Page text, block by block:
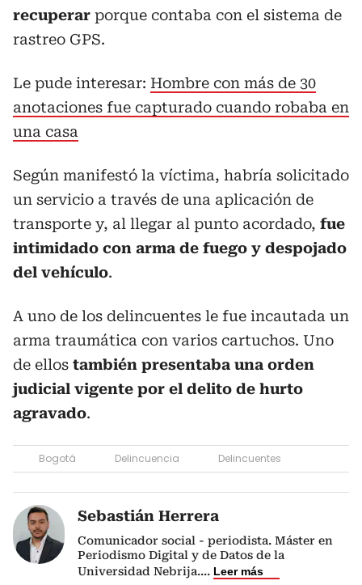
recuperar porque contaba con el sistema de
rastreo GPS.
Le pude interesar: Hombre con más de 30
anotaciones fue capturado cuando robaba en
una casa
Según manifestó la víctima, habría solicitado
un servicio a través de una aplicación de
transporte y, al llegar al punto acordado, fue
intimidado con arma de fuego y despojado
del vehículo.
A uno de los delincuentes le fue incautada un
arma traumática con varios cartuchos. Uno
de ellos también presentaba una orden
judicial vigente por el delito de hurto
agravado.
Bogotá Delincuencia Delincuentes
Sebastián Herrera
Comunicador social - periodista. Máster en
Periodismo Digital y de Datos de la
Universidad Nebrija.... Leer más